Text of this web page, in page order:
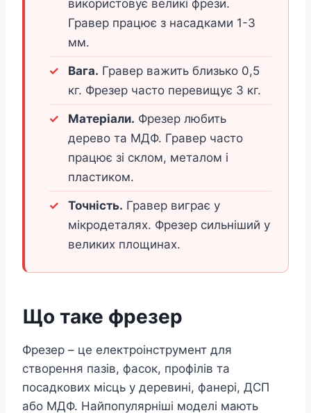
використовує великі фрези.
Гравер працює з насадками 1-3
мм.
Вага. Гравер важить близько 0,5
кг. Фрезер часто перевищує 3 кг.
Матеріали. Фрезер любить
дерево та МДФ. Гравер часто
працює зі склом, металом і
пластиком.
Точність. Гравер виграє у
мікродеталях. Фрезер сильніший у
великих площинах.
Що таке фрезер
Фрезер – це електроінструмент для
створення пазів, фасок, профілів та
посадкових місць у деревині, фанері, ДСП
або МДФ. Найпопулярніші моделі мають